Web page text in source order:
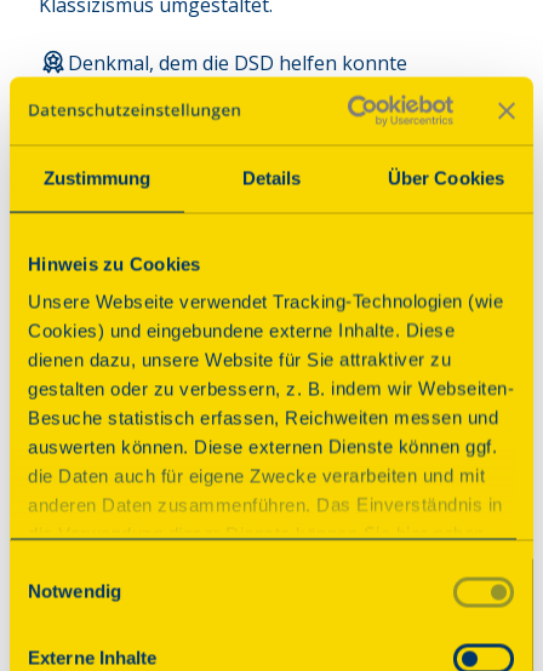
Zustimmung Details Über Cookies
Hinweis zu Cookies
Unsere Webseite verwendet Tracking-Technologien (wie
Cookies) und eingebundene externe Inhalte. Diese
dienen dazu, unsere Website für Sie attraktiver zu
gestalten oder zu verbessern, z. B. indem wir Webseiten-
Besuche statistisch erfassen, Reichweiten messen und
auswerten können. Diese externen Dienste können ggf.
die Daten auch für eigene Zwecke verarbeiten und mit
anderen Daten zusammenführen. Das Einverständnis in
die Verwendung dieser Dienste können Sie hier geben.
unserer Datenschutzerklärung. Durch Anklicken der
einzelner Cookies (Kategorien) in
Notwendig
Externe Inhalte
Denkmal, dem die DSD helfen konnte
Anbindung ÖPNV
Programm
Vielfältige, schwer
differenzierbare Baugeschichte
Zeiten
Sonntag, 13.09.2026 11:00 Uhr| Dauer:60
Minuten
Minuten
Minuten